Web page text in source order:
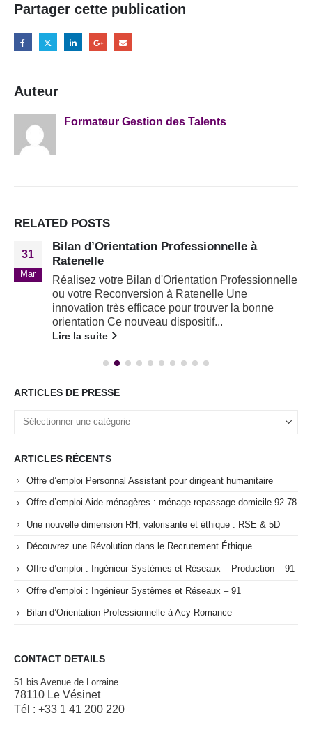
Partager cette publication
Auteur
Formateur Gestion des Talents
RELATED POSTS
31
Mar
Bilan d’Orientation Professionnelle à
Ratenelle
Réalisez votre Bilan d'Orientation Professionnelle
ou votre Reconversion à Ratenelle Une
innovation très efficace pour trouver la bonne
orientation Ce nouveau dispositif...
Lire la suite
ARTICLES DE PRESSE
ARTICLES RÉCENTS
Offre d’emploi Personnal Assistant pour dirigeant humanitaire
Offre d’emploi Aide-ménagères : ménage repassage domicile 92 78
Une nouvelle dimension RH, valorisante et éthique : RSE & 5D
Découvrez une Révolution dans le Recrutement Éthique
Offre d’emploi : Ingénieur Systèmes et Réseaux – Production – 91
Offre d’emploi : Ingénieur Systèmes et Réseaux – 91
Bilan d’Orientation Professionnelle à Acy-Romance
CONTACT DETAILS
51 bis Avenue de Lorraine
78110 Le Vésinet
Tél : +33 1 41 200 220